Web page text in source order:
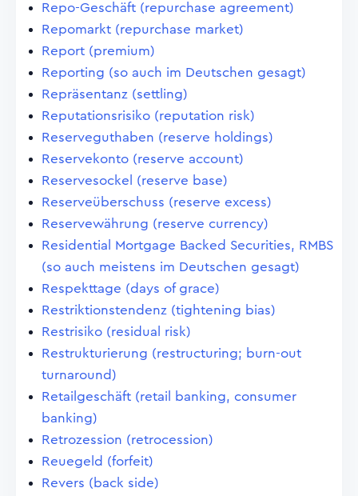
Repo-Geschäft (repurchase agreement)
Repomarkt (repurchase market)
Report (premium)
Reporting (so auch im Deutschen gesagt)
Repräsentanz (settling)
Reputationsrisiko (reputation risk)
Reserveguthaben (reserve holdings)
Reservekonto (reserve account)
Reservesockel (reserve base)
Reserveüberschuss (reserve excess)
Reservewährung (reserve currency)
Residential Mortgage Backed Securities, RMBS
(so auch meistens im Deutschen gesagt)
Respekttage (days of grace)
Restriktionstendenz (tightening bias)
Restrisiko (residual risk)
Restrukturierung (restructuring; burn-out
turnaround)
Retailgeschäft (retail banking, consumer
banking)
Retrozession (retrocession)
Reuegeld (forfeit)
Revers (back side)